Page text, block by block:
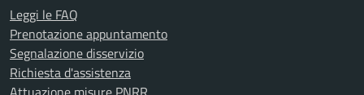
Leggi le FAQ
Prenotazione appuntamento
Segnalazione disservizio
Richiesta d'assistenza